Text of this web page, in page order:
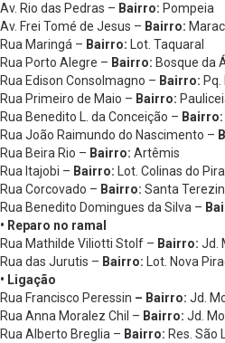
Av. Rio das Pedras – Bairro: Pompeia
Av. Frei Tomé de Jesus – Bairro:
Rua Maringá – Bairro: Lot. Taquaral
Rua Porto Alegre – Bairro: Bosque da
Rua Edison Consolmagno – Bairro:
Rua Primeiro de Maio – Bairro:
Rua Benedito L. da Conceição – Bairro:
Rua João Raimundo do Nascimento –
Rua Beira Rio – Bairro: Artêmis
Rua Itajobi – Bairro: Lot. Colinas do
Rua Corcovado – Bairro: Santa
Rua Benedito Domingues da Silva –
• Reparo no ramal
Rua Mathilde Viliotti Stolf – Bairro: Jd.
Rua das Jurutis – Bairro: Lot. Nova
• Ligação
Rua Francisco Peressin – Bairro: Jd.
Rua Anna Moralez Chil – Bairro: Jd.
Rua Alberto Breglia – Bairro: Res. São